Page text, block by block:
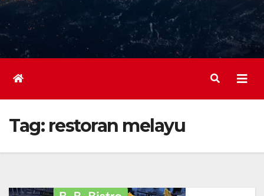
Tag: restoran melayu